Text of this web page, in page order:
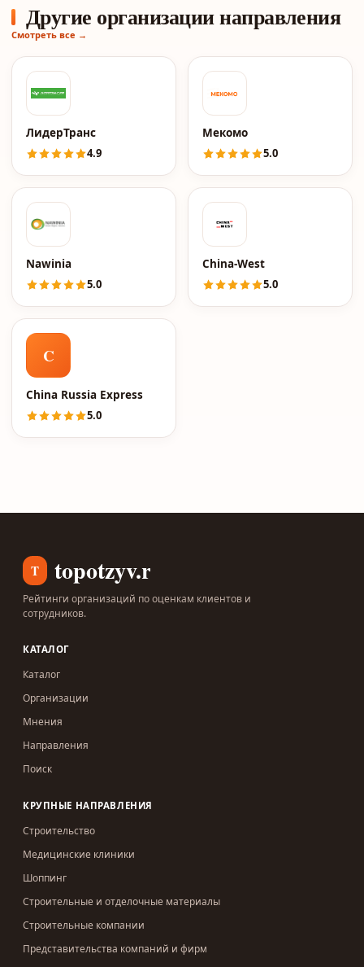
Другие организации направления
Смотреть все →
ЛидерТранс
4.9
Мекомо
5.0
Nawinia
5.0
China-West
5.0
C
China Russia Express
5.0
T topotzyv.ru
Рейтинги организаций по оценкам клиентов и
сотрудников.
КАТАЛОГ
Каталог
Организации
Мнения
Направления
Поиск
КРУПНЫЕ НАПРАВЛЕНИЯ
Строительство
Медицинские клиники
Шоппинг
Строительные и отделочные материалы
Строительные компании
Представительства компаний и фирм